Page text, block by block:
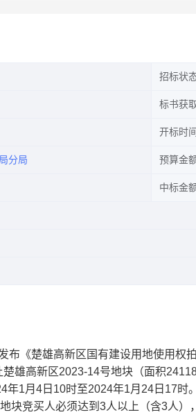
招标状
标书获
开标时间
分局 预算金
中标金
布《楚雄高新区国有建设用地使用权
楚雄高新区2023-14号地块 （面积
年1月 4 日 10时至2024年1月 24 日 17时
块竞买人必须达到 3人以上（含3人）